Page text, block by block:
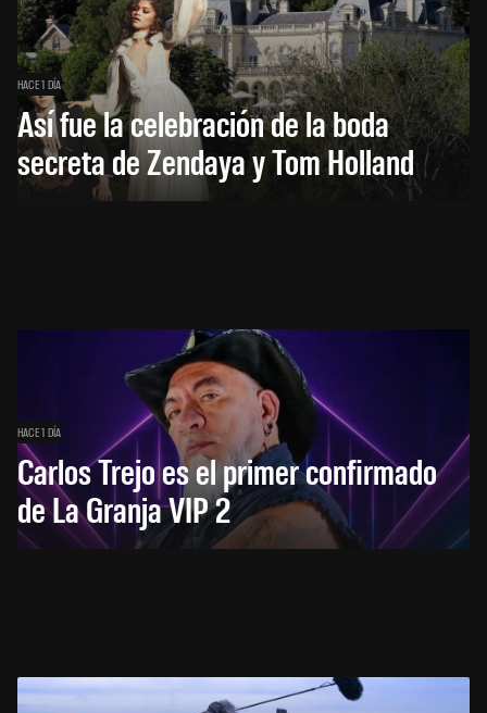
HACE 1 DÍA
Así fue la celebración de la boda
secreta de Zendaya y Tom Holland
HACE 1 DÍA
Carlos Trejo es el primer confirmado
de La Granja VIP 2